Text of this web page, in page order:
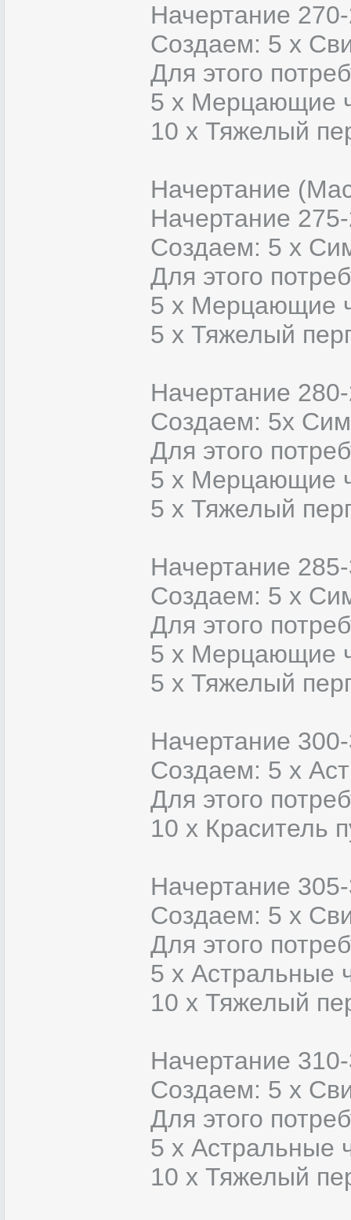
Начертание
Создаем: 5 х
Для этого
5 x Мерцающие
10 x Тяжелый
Начертание
Начертание
Создаем: 5 х
Для этого
5 x Мерцающие
5 x Тяжелый
Начертание
Создаем: 5х
Для этого
5 x Мерцающие
5 x Тяжелый
Начертание
Создаем: 5 х
Для этого
5 x Мерцающие
5 x Тяжелый
Начертание
Создаем: 5 х
Для этого
10 x Краситель
Начертание
Создаем: 5 х
Для этого
5 x Астральные
10 x Тяжелый
Начертание
Создаем: 5 х
Для этого
5 x Астральные
10 x Тяжелый